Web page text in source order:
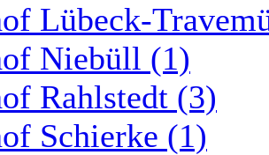
Lübeck-
Niebüll (1)
Rahlstedt (3)
Schierke (1)